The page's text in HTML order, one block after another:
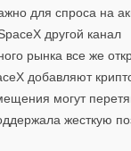
для спроса на
другой канал
рынка все же
добавляют
могут
жесткую